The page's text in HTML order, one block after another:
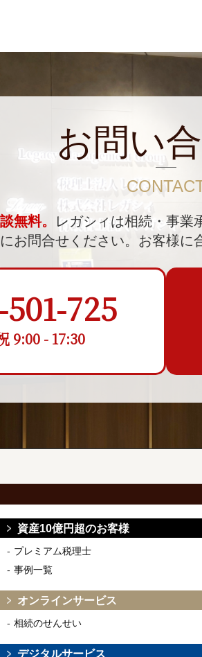
お問い
無料。
レガシィは相続・事業
お問合せください。 お客様に
725
9:00 - 17:30
資産10億円超のお客様
プレミアム税理士
事例一覧
オンラインサービス
相続のせんせい
デジタルサービス